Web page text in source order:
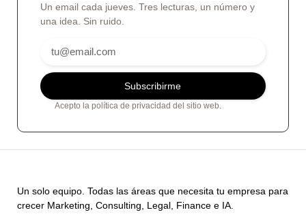
Un email cada jueves. Tres lecturas, un número y
una idea. Sin ruido.
Subscribirme
Acepto la política de privacidad del sitio web.
Un solo equipo. Todas las áreas que necesita tu empresa para
crecer Marketing, Consulting, Legal, Finance e IA.